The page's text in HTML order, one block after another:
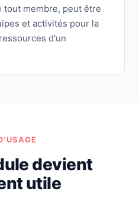
tout membre, peut être
et activités pour la
d'un
devient
utile